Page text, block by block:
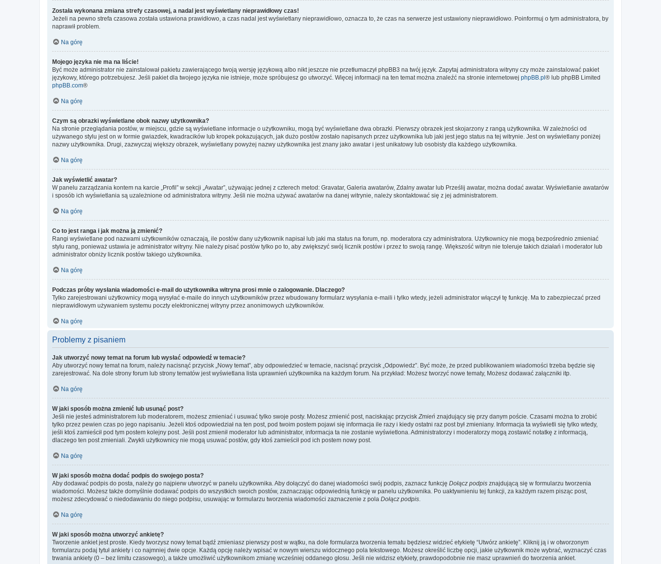
Została wykonana zmiana strefy czasowej, a nadal jest wyświetlany nieprawidłowy czas!
Jeżeli na pewno strefa czasowa została ustawiona prawidłowo, a czas nadal jest wyświetlany nieprawidłowo, oznacza to, że czas na serwerze jest ustawiony nieprawidłowo. Poinformuj o tym administratora, by
naprawił problem.
Na górę
Mojego języka nie ma na liście!
Być może administrator nie zainstalował pakietu zawierającego twoją wersję językową albo nikt jeszcze nie przetłumaczył phpBB3 na twój język. Zapytaj administratora witryny czy może zainstalować pakiet
językowy, którego potrzebujesz. Jeśli pakiet dla twojego języka nie istnieje, może spróbujesz go utworzyć. Więcej informacji na ten temat można znaleźć na stronie internetowej phpBB.pl® lub phpBB Limited
phpBB.com®
Na górę
Czym są obrazki wyświetlane obok nazwy użytkownika?
Na stronie przeglądania postów, w miejscu, gdzie są wyświetlane informacje o użytkowniku, mogą być wyświetlane dwa obrazki. Pierwszy obrazek jest skojarzony z rangą użytkownika. W zależności od
używanego stylu jest on w formie gwiazdek, kwadracików lub kropek pokazujących, jak dużo postów zostało napisanych przez użytkownika lub jaki jest jego status na tej witrynie. Jest on wyświetlany poniżej
nazwy użytkownika. Drugi, zazwyczaj większy obrazek, wyświetlany powyżej nazwy użytkownika jest znany jako awatar i jest unikatowy lub osobisty dla każdego użytkownika.
Na górę
Jak wyświetlić awatar?
W panelu zarządzania kontem na karcie „Profil” w sekcji „Awatar”, używając jednej z czterech metod: Gravatar, Galeria awatarów, Zdalny awatar lub Prześlij awatar, można dodać awatar. Wyświetlanie awatarów
i sposób ich wyświetlania są uzależnione od administratora witryny. Jeśli nie można używać awatarów na danej witrynie, należy skontaktować się z jej administratorem.
Na górę
Co to jest ranga i jak można ją zmienić?
Rangi wyświetlane pod nazwami użytkowników oznaczają, ile postów dany użytkownik napisał lub jaki ma status na forum, np. moderatora czy administratora. Użytkownicy nie mogą bezpośrednio zmieniać
stylu rang, ponieważ ustawia je administrator witryny. Nie należy pisać postów tylko po to, aby zwiększyć swój licznik postów i przez to swoją rangę. Większość witryn nie toleruje takich działań i moderator lub
administrator obniży licznik postów takiego użytkownika.
Na górę
Podczas próby wysłania wiadomości e-mail do użytkownika witryna prosi mnie o zalogowanie. Dlaczego?
Tylko zarejestrowani użytkownicy mogą wysyłać e-maile do innych użytkowników przez wbudowany formularz wysyłania e-maili i tylko wtedy, jeżeli administrator włączył tę funkcję. Ma to zabezpieczać przed
nieprawidłowym używaniem systemu poczty elektronicznej witryny przez anonimowych użytkowników.
Na górę
Problemy z pisaniem
Jak utworzyć nowy temat na forum lub wysłać odpowiedź w temacie?
Aby utworzyć nowy temat na forum, należy nacisnąć przycisk „Nowy temat”, aby odpowiedzieć w temacie, nacisnąć przycisk „Odpowiedz”. Być może, że przed publikowaniem wiadomości trzeba będzie się
zarejestrować. Na dole strony forum lub strony tematów jest wyświetlana lista uprawnień użytkownika na każdym forum. Na przykład: Możesz tworzyć nowe tematy, Możesz dodawać załączniki itp.
Na górę
W jaki sposób można zmienić lub usunąć post?
Jeśli nie jesteś administratorem lub moderatorem, możesz zmieniać i usuwać tylko swoje posty. Możesz zmienić post, naciskając przycisk Zmień znajdujący się przy danym poście. Czasami można to zrobić
tylko przez pewien czas po jego napisaniu. Jeżeli ktoś odpowiedział na ten post, pod twoim postem pojawi się informacja ile razy i kiedy ostatni raz post był zmieniany. Informacja ta wyświetli się tylko wtedy,
jeśli ktoś zamieścił pod tym postem kolejny post. Jeśli post zmienił moderator lub administrator, informacja ta nie zostanie wyświetlona. Administratorzy i moderatorzy mogą zostawić notatkę z informacją,
dlaczego ten post zmieniali. Zwykli użytkownicy nie mogą usuwać postów, gdy ktoś zamieścił pod ich postem nowy post.
Na górę
W jaki sposób można dodać podpis do swojego posta?
Aby dodawać podpis do posta, należy go najpierw utworzyć w panelu użytkownika. Aby dołączyć do danej wiadomości swój podpis, zaznacz funkcję Dołącz podpis znajdującą się w formularzu tworzenia
wiadomości. Możesz także domyślnie dodawać podpis do wszystkich swoich postów, zaznaczając odpowiednią funkcję w panelu użytkownika. Po uaktywnieniu tej funkcji, za każdym razem pisząc post,
możesz zdecydować o niedodawaniu do niego podpisu, usuwając w formularzu tworzenia wiadomości zaznaczenie z pola Dołącz podpis
Na górę
W jaki sposób można utworzyć ankietę?
Tworzenie ankiet jest proste. Kiedy tworzysz nowy temat bądź zmieniasz pierwszy post w wątku, na dole formularza tworzenia tematu będziesz widzieć etykietę “Utwórz ankietę”. Kliknij ją i w otworzonym
formularzu podaj tytuł ankiety i co najmniej dwie opcje. Każdą opcję należy wpisać w nowym wierszu widocznego pola tekstowego. Możesz określić liczbę opcji, jakie użytkownik może wybrać, wyznaczyć czas
trwania ankiety (0 – bez limitu czasowego), a także umożliwić użytkownikom zmianę wcześniej oddanego głosu. Jeśli nie widzisz etykiety, prawdopodobnie nie masz uprawnień do tworzenia ankiet.